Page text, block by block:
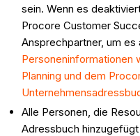
sein. Wenn es
Procore Customer
Ansprechpartner, um
Personeninformationen
Planning und dem
Alle Personen, die
Adressbuch